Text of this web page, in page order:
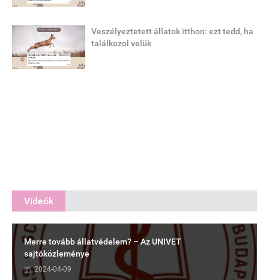
Veszélyeztetett állatok itthon: ezt tedd, ha
találkozol velük
Videók
Merre tovább állatvédelem? – Az UNIVET
sajtóközleménye
2024-04-09